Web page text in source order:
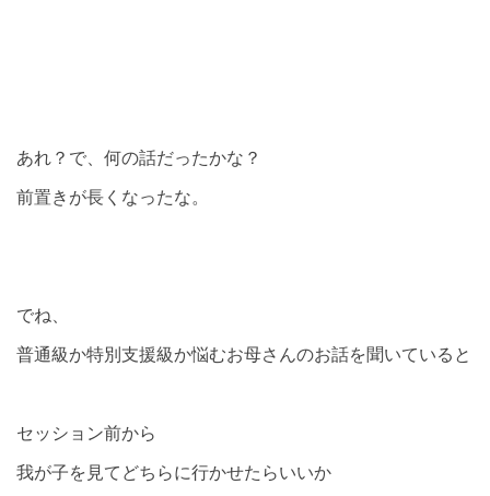
あれ？で、何の話だったかな？
前置きが長くなったな。
でね、
普通級か特別支援級か悩むお母さんのお話を聞いていると
セッション前から
我が子を見てどちらに行かせたらいいか